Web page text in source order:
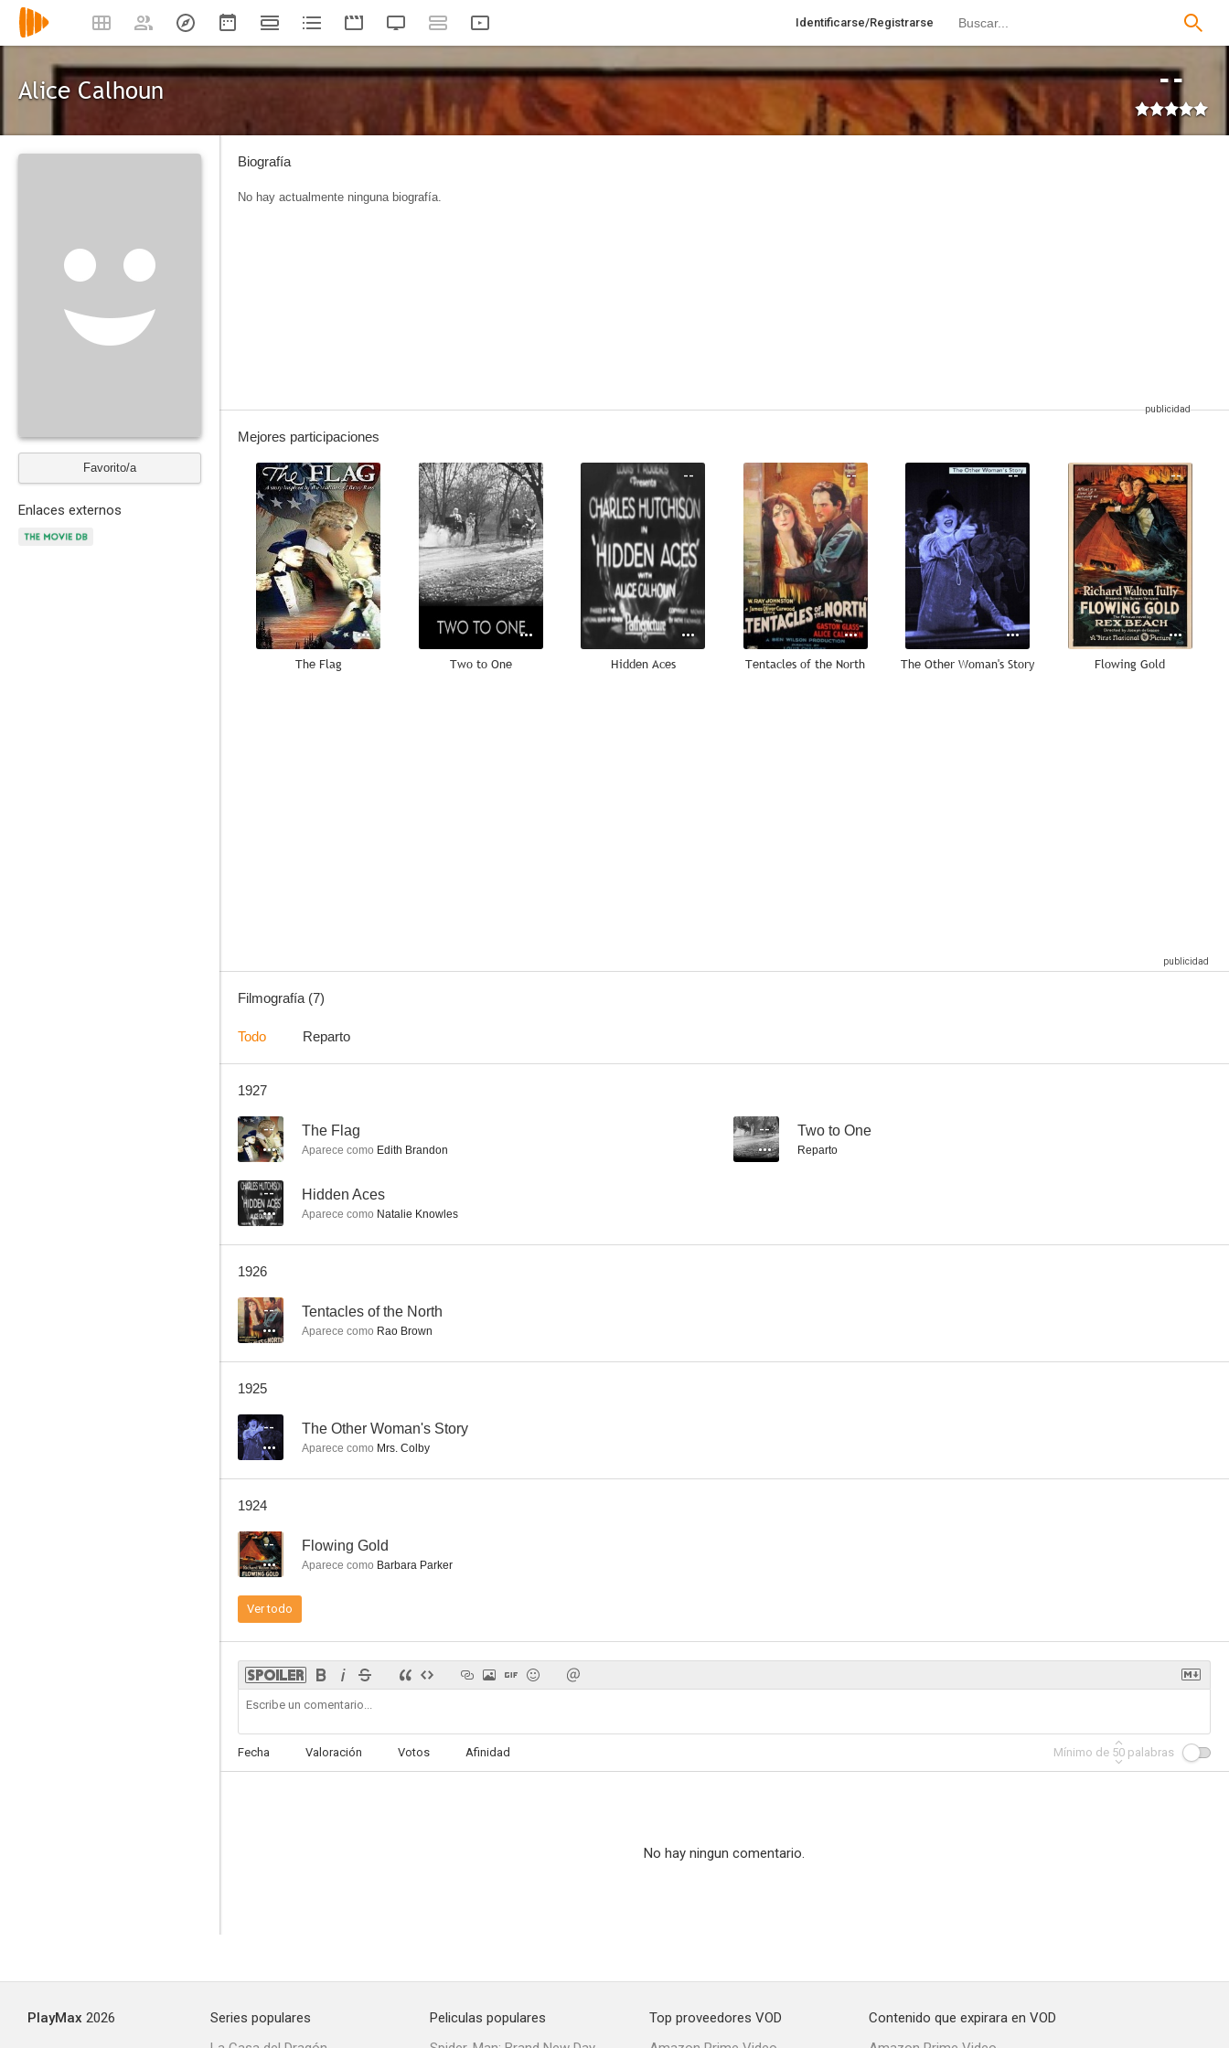
Identificarse/Registrarse
Alice Calhoun --
Favorito/a
Enlaces externos
Biografía
No hay actualmente ninguna biografía.
Mejores participaciones
--
The Flag
--
Two to One
--
Hidden Aces
--
Tentacles of the North
--
The Other Woman's Story
--
Flowing Gold
Filmografía (7)
Todo Reparto
1927
-- The Flag
Aparece como Edith Brandon
-- Two to One
Reparto
-- Hidden Aces
Aparece como Natalie Knowles
1926
-- Tentacles of the North
Aparece como Rao Brown
1925
-- The Other Woman's Story
Aparece como Mrs. Colby
1924
-- Flowing Gold
Aparece como Barbara Parker
Ver todo
Fecha Valoración Votos Afinidad Mínimo de 50 palabras
No hay ningun comentario.
PlayMax 2026
Series populares
Peliculas populares
Top proveedores VOD
Contenido que expirara en VOD